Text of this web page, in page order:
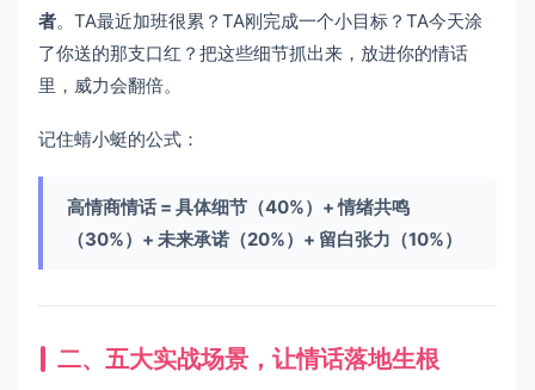
者。TA最近加班很累？TA刚完成一个小目标？TA今天涂
了你送的那支口红？把这些细节抓出来，放进你的情话
里，威力会翻倍。
记住蜻小蜓的公式：
高情商情话 = 具体细节（40%）+ 情绪共鸣
（30%）+ 未来承诺（20%）+ 留白张力（10%）
二、五大实战场景，让情话落地生根